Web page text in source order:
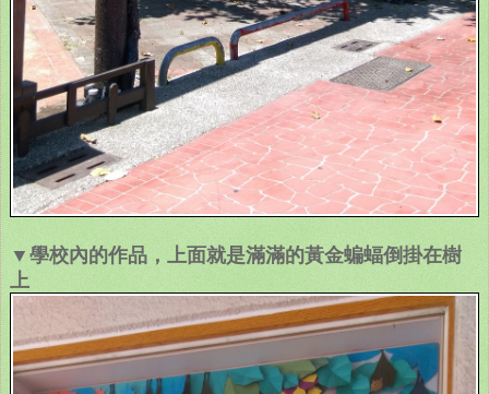
▼學校內的作品，上面就是滿滿的黃金蝙蝠倒掛在樹
上